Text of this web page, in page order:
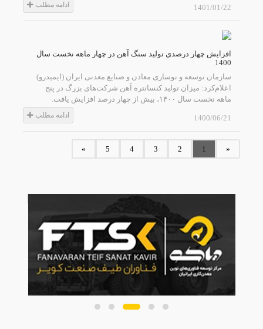
1401/01/22 ادامه مطلب
افزایش چهار درصدی تولید سنگ آهن در چهار ماهه نخست سال
1400
سازمان توسعه و نوسازی معادن و صنایع معدنی ایران (ایمیدرو)
اعلام‌کرد: میزان تولید کنسانتره آهن شرکت‌های بزرگ در پنج
ماهه نخست سال ۱۴۰۰، بیش از چهار درصد افزایش یافت.
1400/06/21 ادامه مطلب
«
1
2
3
4
5
»